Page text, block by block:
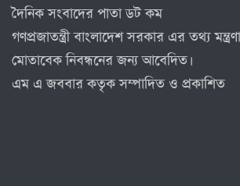
দৈনিক সংবাদের পাতা ডট কম
গণপ্রজাতন্ত্রী বাংলাদেশ সরকার এর তথ্য
মোতাবেক নিবন্ধনের জন্য আবেদিত।
এম এ জববার কতৃক সম্পাদিত ও প্রকাশিত